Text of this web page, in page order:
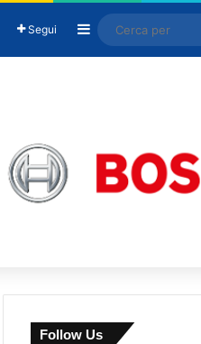
Segui Barra laterale
Follow Us